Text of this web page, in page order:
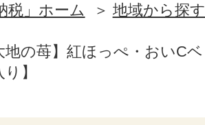
税」ホーム
地域から探す
地の苺】紅ほっぺ・おいC
】